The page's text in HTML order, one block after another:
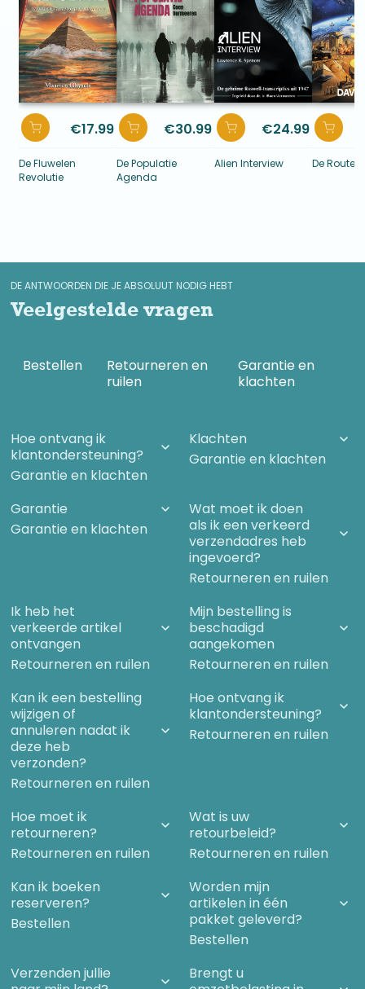
26. Het millennium
27. Een pandemie
28. Tweedeling
29. Er komt hulp
30. Een lijntje naar boven
31. Toen en nu
Terugblik en slot
Nawoord van de auteur
Synopsis€17.99
De Fluwelen
Revolutie
€30.99
De Populatie
Agenda
€24.99
Alien Interview De
DE ANTWOORDEN DIE JE ABSOLUUT NODIG HEBT
Veelgestelde vragen
Bestellen
Retourneren en
ruilen
Garantie en
klachten
Hoe ontvang ik
klantondersteuning?
Garantie en klachten
Klachten
Garantie en klachten
Garantie
Garantie en klachten
Wat moet ik doen
als ik een verkeerd
verzendadres heb
ingevoerd?
Retourneren en ruilen
Ik heb het
verkeerde artikel
ontvangen
Retourneren en ruilen
Mijn bestelling is
beschadigd
aangekomen
Retourneren en ruilen
Kan ik een bestelling
wijzigen of
annuleren nadat ik
deze heb
verzonden?
Retourneren en ruilen
Hoe ontvang ik
klantondersteuning?
Retourneren en ruilen
Hoe moet ik
retourneren?
Retourneren en ruilen
Wat is uw
retourbeleid?
Retourneren en ruilen
Kan ik boeken
reserveren?
Bestellen
Worden mijn
artikelen in één
pakket geleverd?
Bestellen
Verzenden jullie
Brengt u